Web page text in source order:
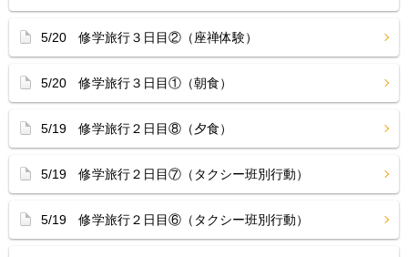
5/20 修学旅行３日目②（座禅体験）
5/20 修学旅行３日目①（朝食）
5/19 修学旅行２日目⑧（夕食）
5/19 修学旅行２日目⑦（タクシー班別行動）
5/19 修学旅行２日目⑥（タクシー班別行動）